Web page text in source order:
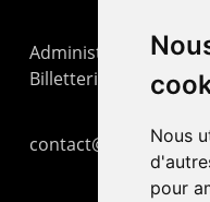
Nous
pour
Administration : +41
Billetterie : +41 32 725